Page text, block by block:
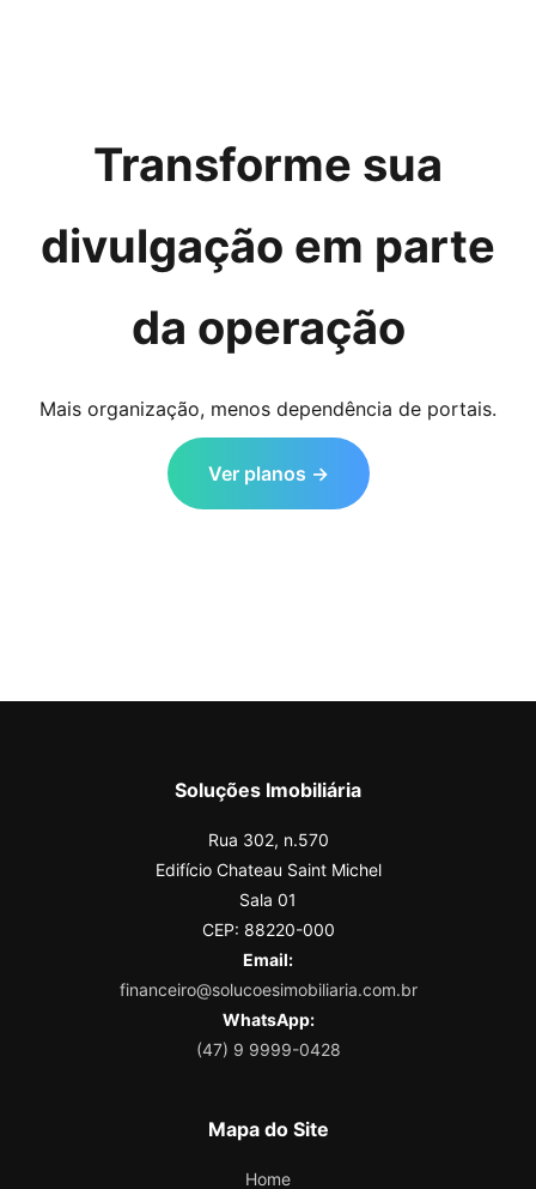
Transforme sua
divulgação em parte
da operação
Mais organização, menos dependência de portais.
Ver planos →
Soluções Imobiliária
Rua 302, n.570
Edifício Chateau Saint Michel
Sala 01
CEP: 88220-000
Email:
financeiro@solucoesimobiliaria.com.br
WhatsApp:
(47) 9 9999-0428
Mapa do Site
Home